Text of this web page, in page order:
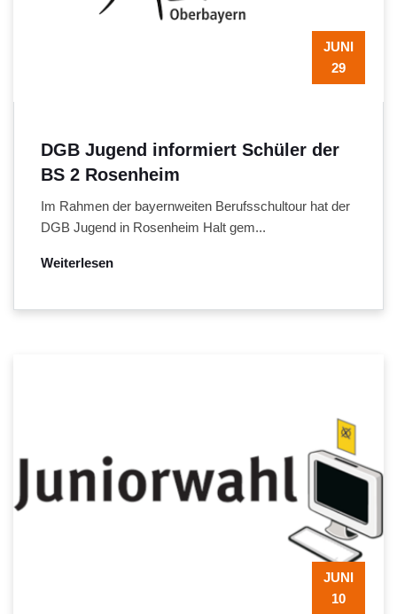
DGB Jugend informiert Schüler der
BS 2 Rosenheim
JUNI
29
Im Rahmen der bayernweiten Berufsschultour hat der
DGB Jugend in Rosenheim Halt gem...
Weiterlesen
JUNI
10